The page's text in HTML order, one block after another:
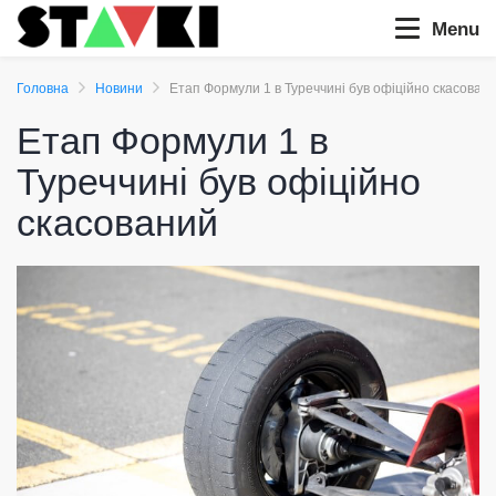
Menu
Головна Новини Етап Формули 1 в Туреччині був офіційно
Етап Формули 1 в
Туреччині був офіційно
скасований